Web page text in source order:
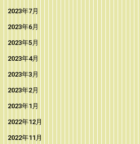
2023年7月
2023年6月
2023年5月
2023年4月
2023年3月
2023年2月
2023年1月
2022年12月
2022年11月